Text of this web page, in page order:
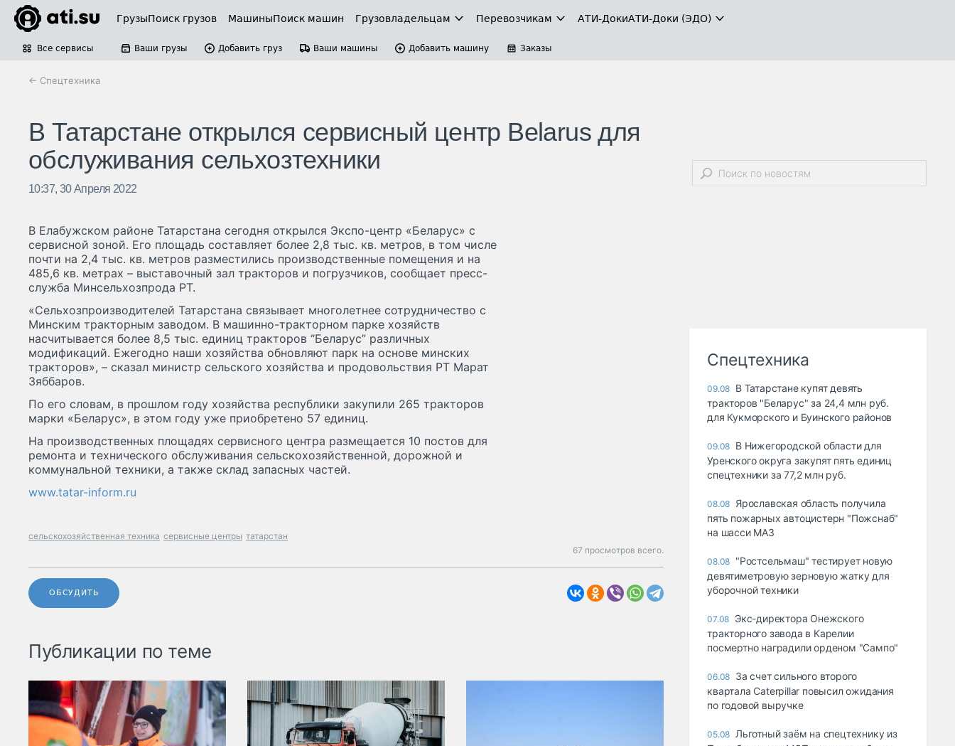
ГрузыПоиск грузов МашиныПоиск машин Грузовладельцам Перевозчикам АТИ-ДокиАТИ-Доки (ЭДО)
Все сервисы Ваши грузы Добавить груз Ваши машины Добавить машину Заказы
← Спецтехника
В Татарстане открылся сервисный центр Belarus для
обслуживания сельхозтехники
10:37, 30 Апреля 2022
В Елабужском районе Татарстана сегодня открылся Экспо-центр «Беларус» с
сервисной зоной. Его площадь составляет более 2,8 тыс. кв. метров, в том числе
почти на 2,4 тыс. кв. метров разместились производственные помещения и на
485,6 кв. метрах – выставочный зал тракторов и погрузчиков, сообщает пресс-
служба Минсельхозпрода РТ.
«Сельхозпроизводителей Татарстана связывает многолетнее сотрудничество с
Минским тракторным заводом. В машинно-тракторном парке хозяйств
насчитывается более 8,5 тыс. единиц тракторов “Беларус” различных
модификаций. Ежегодно наши хозяйства обновляют парк на основе минских
тракторов», – сказал министр сельского хозяйства и продовольствия РТ Марат
Зяббаров.
По его словам, в прошлом году хозяйства республики закупили 265 тракторов
марки «Беларус», в этом году уже приобретено 57 единиц.
На производственных площадях сервисного центра размещается 10 постов для
ремонта и технического обслуживания сельскохозяйственной, дорожной и
коммунальной техники, а также склад запасных частей.
www.tatar-inform.ru
сельскохозяйственная техника сервисные центры татарстан
67 просмотров всего.
ОБСУДИТЬ
Публикации по теме
Спецтехника
09.08 В Татарстане купят девять
тракторов "Беларус" за 24,4 млн руб.
для Кукморского и Буинского районов
09.08 В Нижегородской области для
Уренского округа закупят пять единиц
спецтехники за 77,2 млн руб.
08.08 Ярославская область получила
пять пожарных автоцистерн "Пожснаб"
на шасси МАЗ
08.08 "Ростсельмаш" тестирует новую
девятиметровую зерновую жатку для
уборочной техники
07.08 Экс-директора Онежского
тракторного завода в Карелии
посмертно наградили орденом "Сампо"
06.08 За счет сильного второго
квартала Caterpillar повысил ожидания
по годовой выручке
05.08 Льготный заём на спецтехнику из